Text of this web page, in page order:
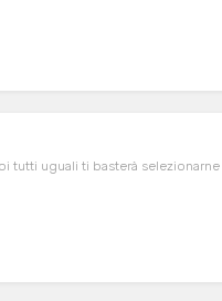
tutti uguali ti basterà selezionarne